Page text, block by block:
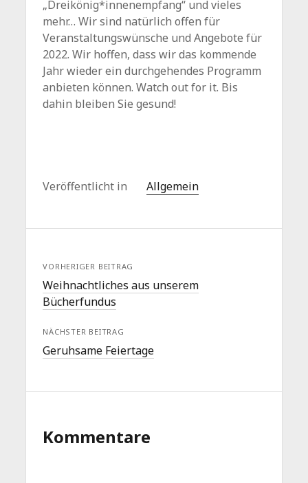
„Dreikönig*innenempfang“ und vieles
mehr… Wir sind natürlich offen für
Veranstaltungswünsche und Angebote für
2022. Wir hoffen, dass wir das kommende
Jahr wieder ein durchgehendes Programm
anbieten können. Watch out for it. Bis
dahin bleiben Sie gesund!
Veröffentlicht in Allgemein
VORHERIGER BEITRAG
Weihnachtliches aus unserem
Bücherfundus
NÄCHSTER BEITRAG
Geruhsame Feiertage
Kommentare